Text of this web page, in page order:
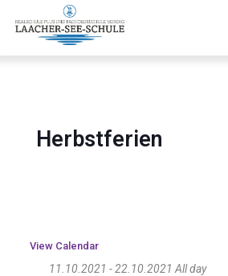
Herbstferien
View Calendar
11.10.2021 - 22.10.2021 All day